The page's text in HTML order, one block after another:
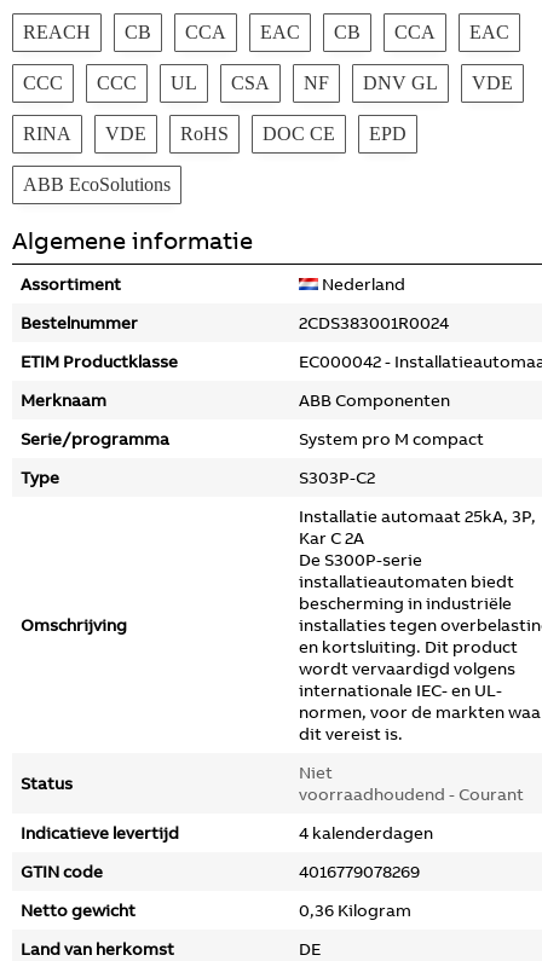
REACH CB CCA EAC CB CCA EAC
CCC CCC UL CSA NF DNV GL VDE
RINA VDE RoHS DOC CE EPD
ABB EcoSolutions
Algemene informatie
Assortiment
Nederland
Bestelnummer
2CDS383001R0024
ETIM Productklasse
EC000042 -
Merknaam
ABB Componenten
Serie/programma
System pro M compact
Type
S303P-C2
Omschrijving
Installatie automaat 25kA, 3P,
Kar C 2A
De S300P-serie
installatieautomaten biedt
bescherming in industriële
installaties tegen
en kortsluiting. Dit product
wordt vervaardigd volgens
internationale IEC- en UL-
normen, voor de markten
dit vereist is.
Status
Niet
voorraadhoudend - Courant
Indicatieve levertijd
4 kalenderdagen
GTIN code
4016779078269
Netto gewicht
0,36 Kilogram
Land van herkomst
DE